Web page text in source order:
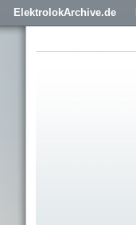
ElektrolokArchive.de